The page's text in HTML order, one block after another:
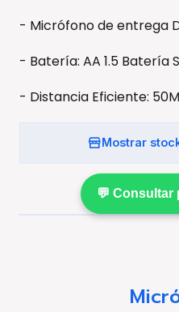
- Micrófono de entrega
- Batería: AA 1.5 Batería
- Distancia Eficiente:
Mostrar
💬 Consultar